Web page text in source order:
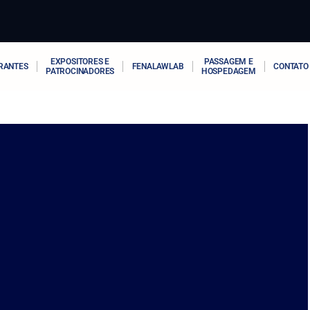
EXPOSITORES E
PATROCINADORES
FENALAWLAB
PASSAGEM E
HOSPEDAGEM
CONTATO